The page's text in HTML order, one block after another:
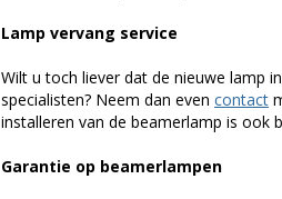
Lamp vervang service
Wilt u toch liever dat de nieuwe lamp
specialisten? Neem dan even contact
installeren van de beamerlamp is ook
Garantie op beamerlampen